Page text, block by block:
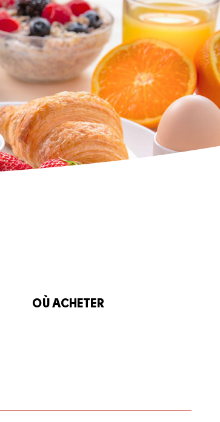
OÙ ACHETER